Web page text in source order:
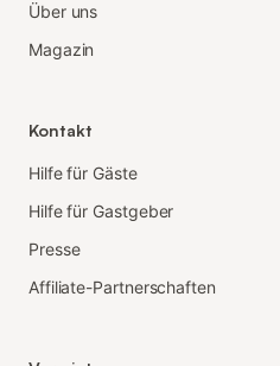
Über uns
Magazin
Kontakt
Hilfe für Gäste
Hilfe für Gastgeber
Presse
Affiliate-Partnerschaften